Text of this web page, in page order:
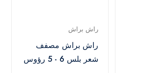
راش براش
راش براش مصفف
شعر بلس 6 - 5 رؤوس